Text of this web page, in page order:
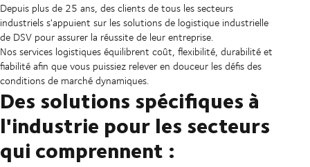
Depuis plus de 25 ans, des clients de tous les secteurs
industriels s'appuient sur les solutions de logistique industrielle
de DSV pour assurer la réussite de leur entreprise.
Nos services logistiques équilibrent coût, flexibilité, durabilité et
fiabilité afin que vous puissiez relever en douceur les défis des
conditions de marché dynamiques.
Des solutions spécifiques à
l'industrie pour les secteurs
qui comprennent :